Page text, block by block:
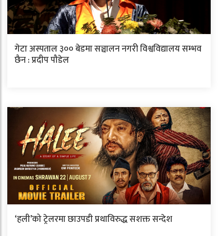
गेटा अस्पताल ३०० बेडमा सञ्चालन नगरी विश्वविद्यालय सम्भव
छैन : प्रदीप पौडेल
‘हली’को ट्रेलरमा छाउपडी प्रथाविरुद्ध सशक्त सन्देश